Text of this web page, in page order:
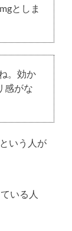
としま
。効か
感がな
いう人が
いる人